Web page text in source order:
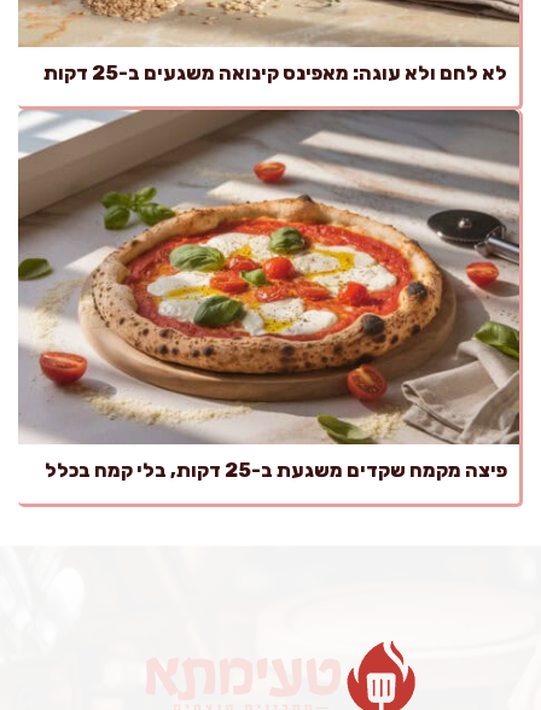
לא לחם ולא עוגה: מאפינס קינואה משגעים ב-25 דקות
פיצה מקמח שקדים משגעת ב-25 דקות, בלי קמח בכלל